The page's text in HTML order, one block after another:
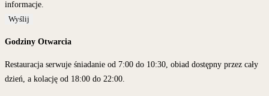
informacje.
Wyślij
Godziny Otwarcia
Restauracja serwuje śniadanie od 7:00 do 10:30, obiad dostępny przez cały
dzień, a kolację od 18:00 do 22:00.